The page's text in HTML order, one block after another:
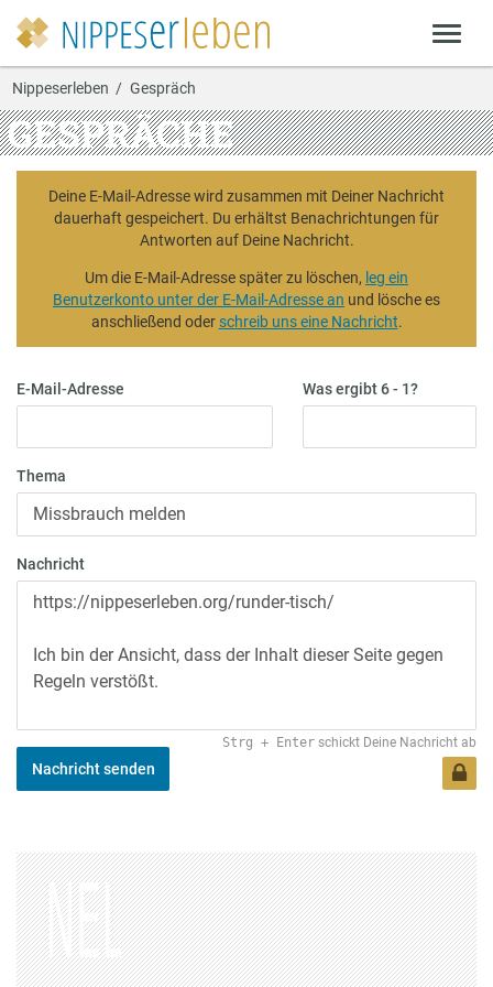
Nippeserleben Gespräch
GESPRÄCHE
Deine E-Mail-Adresse wird zusammen mit Deiner Nachricht
dauerhaft gespeichert. Du erhältst Benachrichtungen für
Antworten auf Deine Nachricht.
Um die E-Mail-Adresse später zu löschen, leg ein
Benutzerkonto unter der E-Mail-Adresse an und lösche es
anschließend oderschreib uns eine Nachricht.
E-Mail-Adresse Was ergibt 6 - 1?
Thema
Nachricht
Strg + Enter schickt Deine Nachricht ab
Nachricht senden